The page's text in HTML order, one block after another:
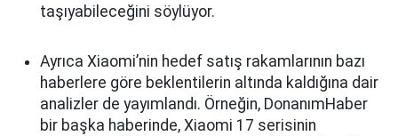
taşıyabileceğini söylüyor.
Ayrıca Xiaomi’nin hedef satış rakamlarının bazı
haberlere göre beklentilerin altında kaldığına dair
analizler de yayımlandı. Örneğin, DonanımHaber
bir başka haberinde, Xiaomi 17 serisinin